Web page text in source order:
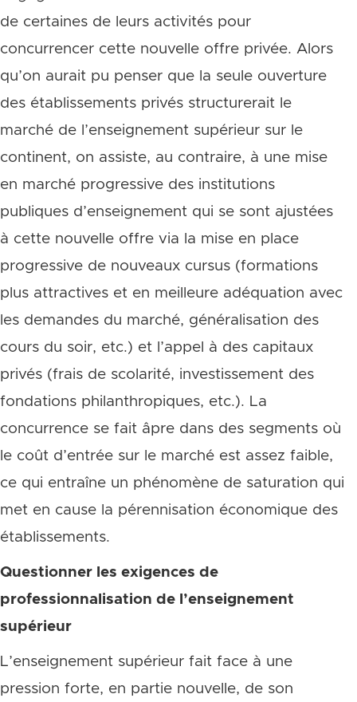
de certaines de leurs activités pour
concurrencer cette nouvelle offre privée. Alors
qu’on aurait pu penser que la seule ouverture
des établissements privés structurerait le
marché de l’enseignement supérieur sur le
continent, on assiste, au contraire, à une mise
en marché progressive des institutions
publiques d’enseignement qui se sont ajustées
à cette nouvelle offre via la mise en place
progressive de nouveaux cursus (formations
plus attractives et en meilleure adéquation avec
les demandes du marché, généralisation des
cours du soir, etc.) et l’appel à des capitaux
privés (frais de scolarité, investissement des
fondations philanthropiques, etc.). La
concurrence se fait âpre dans des segments où
le coût d’entrée sur le marché est assez faible,
ce qui entraîne un phénomène de saturation qui
met en cause la pérennisation économique des
établissements.
Questionner les exigences de
professionnalisation de l’enseignement
supérieur
L’enseignement supérieur fait face à une
pression forte, en partie nouvelle, de son